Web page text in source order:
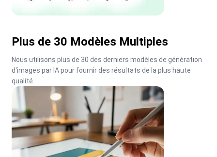
Plus de 30 Modèles Multiples
Nous utilisons plus de 30 des derniers modèles de génération
d'images par IA pour fournir des résultats de la plus haute
qualité.